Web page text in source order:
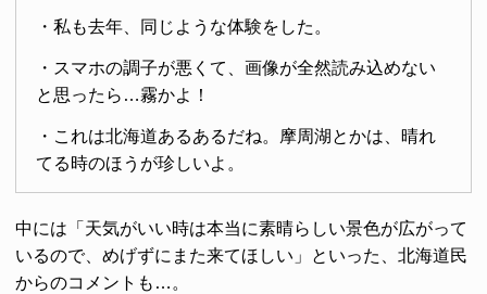
・私も去年、同じような体験をした。
・スマホの調子が悪くて、画像が全然読み込めない
と思ったら…霧かよ！
・これは北海道あるあるだね。摩周湖とかは、晴れ
てる時のほうが珍しいよ。
中には「天気がいい時は本当に素晴らしい景色が広がって
いるので、めげずにまた来てほしい」といった、北海道民
からのコメントも…。